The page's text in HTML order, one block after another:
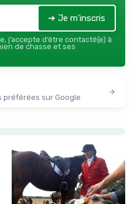
➔ Je m'inscris
j’accepte d’être contacté(e) à
de chasse et ses
préférées sur Google